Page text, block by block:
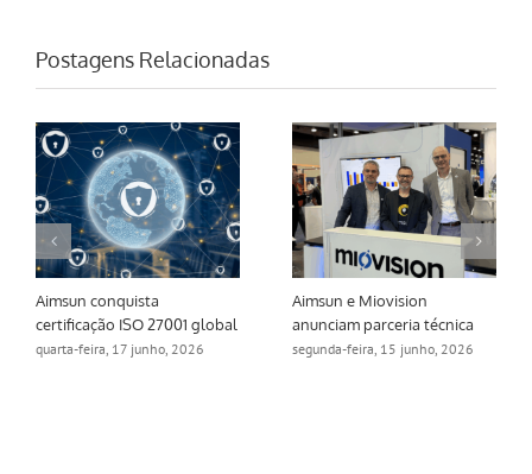
Postagens Relacionadas
Aimsun conquista
certificação ISO 27001 global
quarta-feira, 17 junho, 2026
Aimsun e Miovision
anunciam parceria técnica
segunda-feira, 15 junho, 2026